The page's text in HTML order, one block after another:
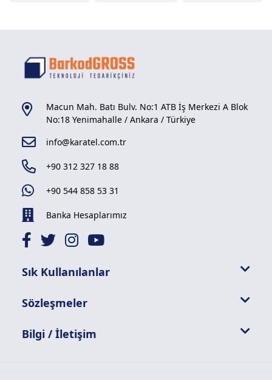
Macun Mah. Batı Bulv. No:1 ATB İş Merkezi A Blok
No:18 Yenimahalle / Ankara / Türkiye
info@karatel.com.tr
+90 312 327 18 88
+90 544 858 53 31
Banka Hesaplarımız
Sık Kullanılanlar
Sözleşmeler
Bilgi / İletişim